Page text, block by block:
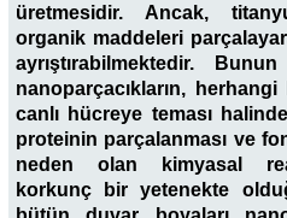
üretmesidir. Ancak,
organik maddeleri
ayrıştırabilmektedir.
nanoparçacıkların,
canlı hücreye teması
proteinin parçalanması ve
neden olan kimyasal
korkunç bir yetenekte